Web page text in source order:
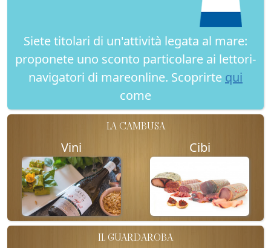
Siete titolari di un'attività legata al mare:
proponete uno sconto particolare ai lettori-
navigatori di mareonline. Scoprirte qui
come
LA CAMBUSA
Vini Cibi
IL GUARDAROBA